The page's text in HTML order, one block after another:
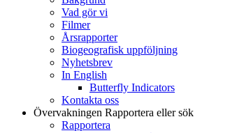
Vad gör vi
Filmer
Årsrapporter
Biogeografisk uppföljning
Nyhetsbrev
In English
Butterfly Indicators
Kontakta oss
Övervakningen Rapportera eller sök
Rapportera